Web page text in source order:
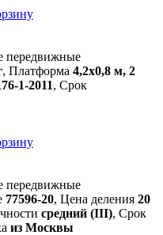
передвижные
, Платформа 4,2х0,8 м, 2
1-2011, Срок
передвижные
77596-20, Цена деления 20
средний (III), Срок
из Москвы